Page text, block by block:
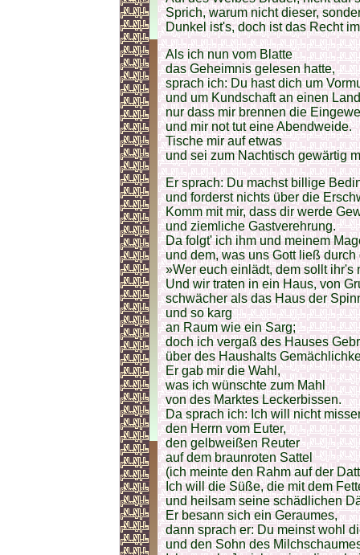
Sprich, warum nicht dieser,
Dunkel ist's, doch ist das Recht
Als ich nun vom Blatte
das Geheimnis gelesen hatte,
sprach ich: Du hast dich um
und um Kundschaft an einen
nur dass mir brennen die
und mir not tut eine Abendweide.
Tische mir auf etwas
und sei zum Nachtisch gewärtig
Er sprach: Du machst billige
und forderst nichts über die
Komm mit mir, dass dir werde
und ziemliche Gastverehrung.
Da folgt' ich ihm und meinem
und dem, was uns Gott ließ
»Wer euch einlädt, dem sollt ihr's
Und wir traten in ein Haus, von
schwächer als das Haus der
und so karg
an Raum wie ein Sarg;
doch ich vergaß des Hauses
über des Haushalts
Er gab mir die Wahl,
was ich wünschte zum Mahl
von des Marktes Leckerbissen.
Da sprach ich: Ich will nicht
den Herrn vom Euter,
den gelbweißen Reuter
auf dem braunroten Sattel
(ich meinte den Rahm auf der
Ich will die Süße, die mit dem
und heilsam seine schädlichen
Er besann sich ein Geraumes,
dann sprach er: Du meinst wohl
und den Sohn des